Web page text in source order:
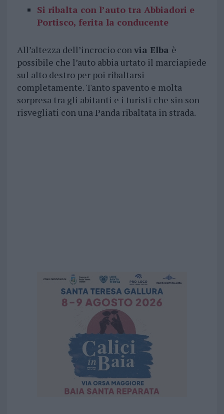
Si ribalta con l’auto tra Abbiadori e
Portisco, ferita la conducente
All’altezza dell’incrocio convia Elba è
possibile che l’auto abbia urtato il marciapiede
sul alto destro per poi ribaltarsi
completamente. Tanto spavento e molta
sorpresa tra gli abitanti e i turisti che sin son
risvegliati con una Panda ribaltata in strada.